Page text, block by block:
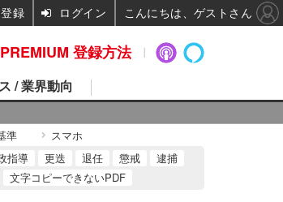
/ 業界動向
準 スマホ
指導 更迭 退任 懲戒
逮捕
文字コピーできないPDF
登録方法
録 ログイン こんにちは、ゲストさん